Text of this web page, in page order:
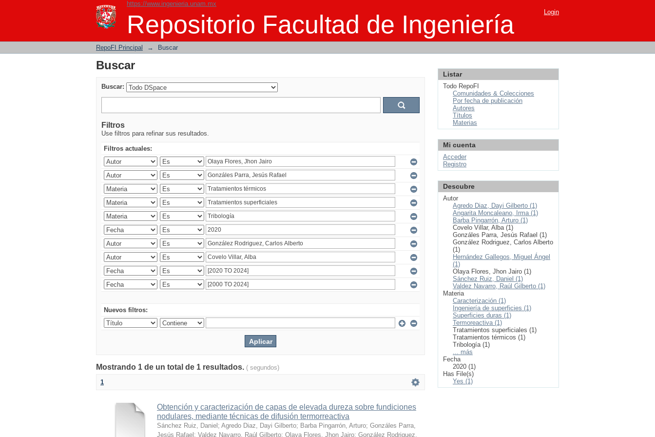
https://www.ingenieria.unam.mx
Repositorio Facultad de Ingeniería
Buscar Login
RepoFI Principal → Buscar
Buscar
Buscar:
Filtros
Use filtros para refinar sus resultados.
Filtros actuales:
Nuevos filtros:
Mostrando 1 de un total de 1 resultados. ( segundos)
1
Obtención y caracterización de capas de elevada dureza sobre fundiciones
nodulares, mediante técnicas de difusión termorreactiva
Sánchez Ruiz, Daniel ; Agredo Diaz, Dayi Gilberto; Barba Pingarrón, Arturo; Gonzáles Parra,
Jesús Rafael ; Valdez Navarro, Raúl Gilberto; Olaya Flores, Jhon Jairo; González Rodriguez,
Listar
Todo RepoFI
Comunidades & Colecciones
Por fecha de publicación
Autores
Títulos
Materias
Mi cuenta
Acceder
Registro
Descubre
Autor
Agredo Diaz, Dayi Gilberto (1)
Angarita Moncaleano, Irma (1)
Barba Pingarrón, Arturo (1)
Covelo Villar, Alba (1)
Gonzáles Parra, Jesús Rafael (1)
González Rodriguez, Carlos Alberto
(1)
Hernández Gallegos, Miguel Ángel
(1)
Olaya Flores, Jhon Jairo (1)
Sánchez Ruiz, Daniel (1)
Valdez Navarro, Raúl Gilberto (1)
Materia
Caracterización (1)
Ingeniería de superficies (1)
Superficies duras (1)
Termoreactiva (1)
Tratamientos superficiales (1)
Tratamientos térmicos (1)
Tribología (1)
... más
Fecha
2020 (1)
Has File(s)
Yes (1)